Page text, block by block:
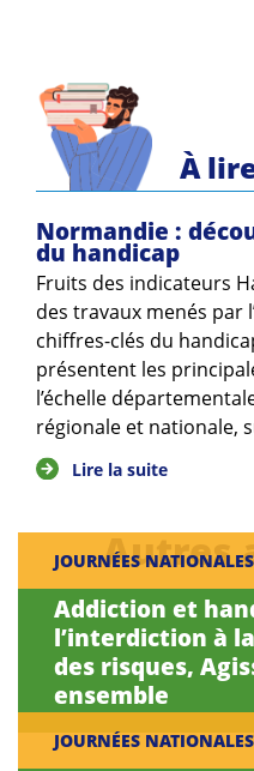
Actualités
ARSENE À
Normandie :
du handicap
Fruits des indicateurs
des travaux menés par
chiffres-clés du
présentent les
l’échelle
régionale et nationale,
Lire la suite
Autres
JOURNÉES NATIONALES
Addiction et
l’interdiction à
des risques,
ensemble
JOURNÉES NATIONALES